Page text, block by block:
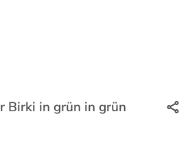
Birki in grün in grün